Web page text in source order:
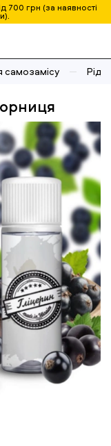
700 грн (за наявності